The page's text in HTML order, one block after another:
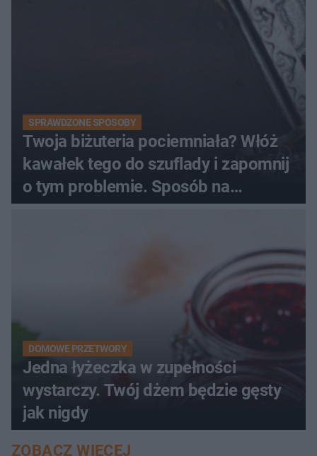
SPRAWDZONE SPOSOBY
Twoja biżuteria pociemniała? Włóż
kawałek tego do szuflady i zapomnij
o tym problemie. Sposób na
pociemniałą biżuterię
DOMOWE PRZETWORY
Jedna łyżeczka w zupełności
wystarczy. Twój dżem będzie gęsty
jak nigdy
ZOBACZ WIĘCEJ